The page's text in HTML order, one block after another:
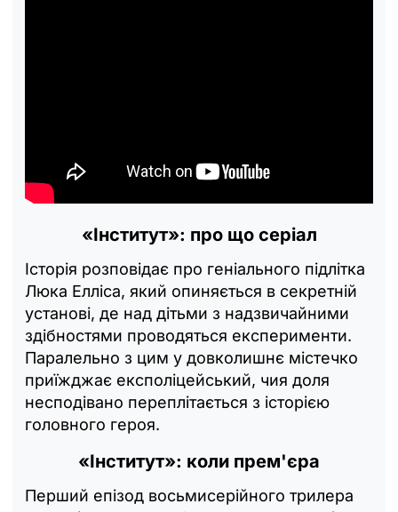
«Інститут»: про що серіал
Історія розповідає про геніального підлітка
Люка Елліса, який опиняється в секретній
установі, де над дітьми з надзвичайними
здібностями проводяться експерименти.
Паралельно з цим у довколишнє містечко
приїжджає експоліцейський, чия доля
несподівано переплітається з історією
головного героя.
«Інститут»: коли прем'єра
Перший епізод восьмисерійного трилера